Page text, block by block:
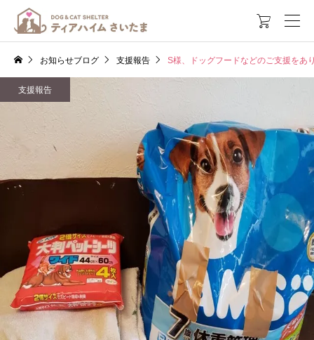

お知らせブログ 支援報告 S様、ドッグフードなどのご支援をあ
支援報告